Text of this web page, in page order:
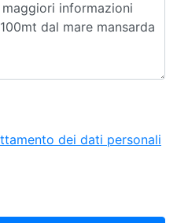
dei dati personali